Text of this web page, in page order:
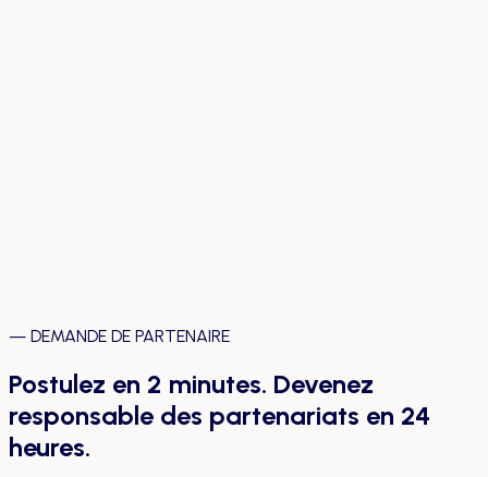
Confirmation d'identité requise
— DEMANDE DE PARTENAIRE
Postulez en 2 minutes. Devenez
responsable des partenariats en 24
heures.